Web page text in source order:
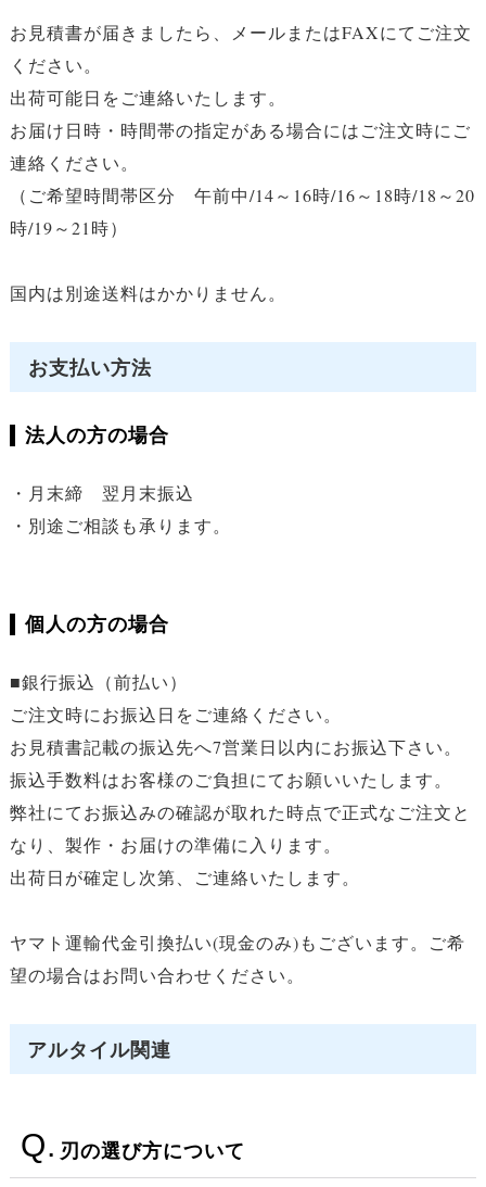
お見積書が届きましたら、メールまたはFAXにてご注文
ください。
出荷可能日をご連絡いたします。
お届け日時・時間帯の指定がある場合にはご注文時にご
連絡ください。
（ご希望時間帯区分 午前中/14～16時/16～18時/18～20
時/19～21時）
国内は別途送料はかかりません。
お支払い方法
法人の方の場合
・月末締 翌月末振込
・別途ご相談も承ります。
個人の方の場合
■銀行振込（前払い）
ご注文時にお振込日をご連絡ください。
お見積書記載の振込先へ7営業日以内にお振込下さい。
振込手数料はお客様のご負担にてお願いいたします。
弊社にてお振込みの確認が取れた時点で正式なご注文と
なり、製作・お届けの準備に入ります。
出荷日が確定し次第、ご連絡いたします。
ヤマト運輸代金引換払い(現金のみ)もございます。ご希
望の場合はお問い合わせください。
アルタイル関連
刃の選び方について